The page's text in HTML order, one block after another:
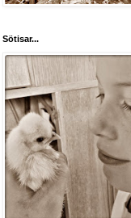
Sötisar...